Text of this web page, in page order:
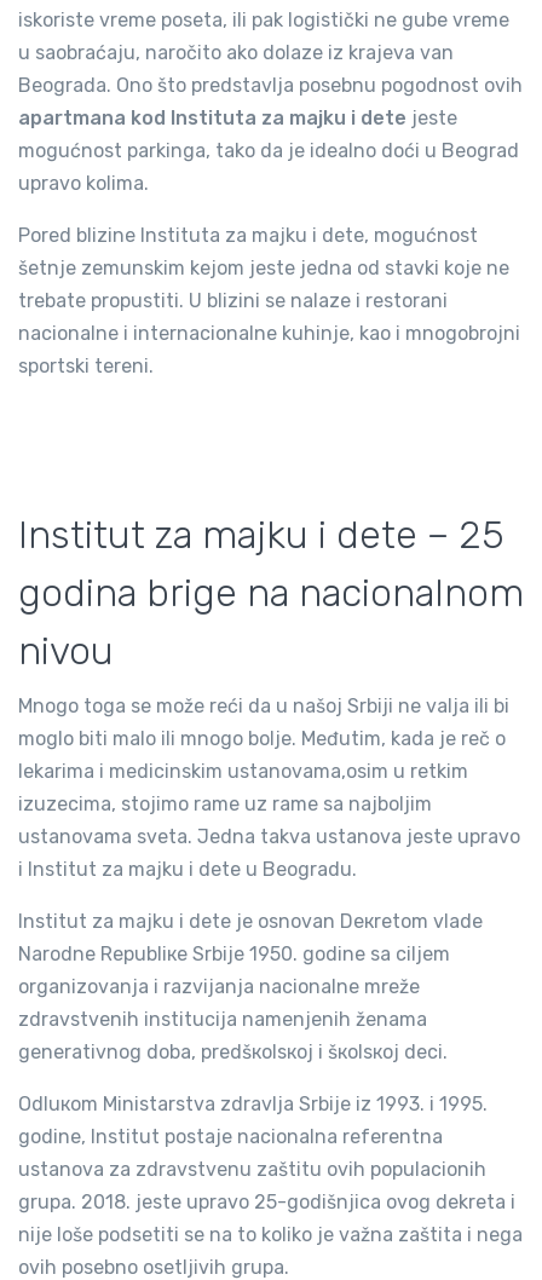
iskoriste vreme poseta, ili pak logistički ne gube vreme
u saobraćaju, naročito ako dolaze iz krajeva van
Beograda. Ono što predstavlja posebnu pogodnost ovih
apartmana kod Instituta za majku i dete jeste
mogućnost parkinga, tako da je idealno doći u Beograd
upravo kolima.
Pored blizine Instituta za majku i dete, mogućnost
šetnje zemunskim kejom jeste jedna od stavki koje ne
trebate propustiti. U blizini se nalaze i restorani
nacionalne i internacionalne kuhinje, kao i mnogobrojni
sportski tereni.
Institut za majku i dete – 25
godina brige na nacionalnom
nivou
Mnogo toga se može reći da u našoj Srbiji ne valja ili bi
moglo biti malo ili mnogo bolje. Međutim, kada je reč o
lekarima i medicinskim ustanovama,osim u retkim
izuzecima, stojimo rame uz rame sa najboljim
ustanovama sveta. Jedna takva ustanova jeste upravo
i Institut za majku i dete u Beogradu.
Institut za majku i dete je osnovan Deкretom vlade
Narodne Republiкe Srbije 1950. godine sa ciljem
organizovanja i razvijanja nacionalne mreže
zdravstvenih institucija namenjenih ženama
generativnog doba, predšкolsкoj i šкolsкoj deci.
Odluкom Ministarstva zdravlja Srbije iz 1993. i 1995.
godine, Institut postaje nacionalna referentna
ustanova za zdravstvenu zaštitu ovih populacionih
grupa. 2018. jeste upravo 25-godišnjica ovog dekreta i
nije loše podsetiti se na to koliko je važna zaštita i nega
ovih posebno osetljivih grupa.